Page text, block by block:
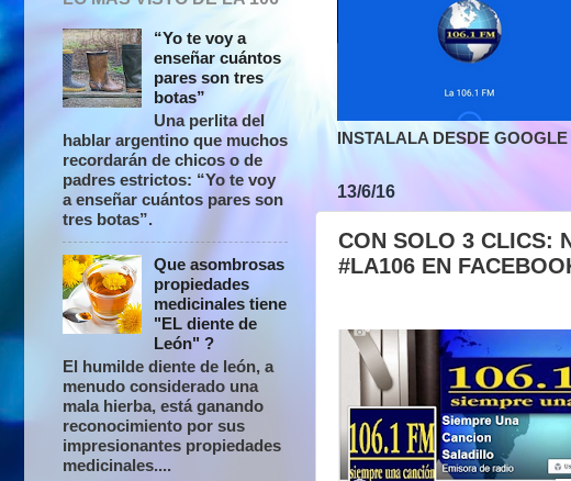
INSTALALA DESDE
13/6/16
CON SOLO 3 CLICS:
#LA106 EN
“Yo te voy a
enseñar cuántos
pares son tres
botas”
Una perlita del
hablar argentino que muchos
recordarán de chicos o de
padres estrictos: “Yo te voy
a enseñar cuántos pares son
tres botas”.
Que asombrosas
propiedades
medicinales tiene
"EL diente de
León" ?
El humilde diente de león, a
menudo considerado una
mala hierba, está ganando
reconocimiento por sus
impresionantes propiedades
medicinales....